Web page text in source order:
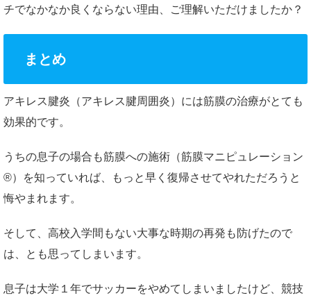
チでなかなか良くならない理由、ご理解いただけましたか？
まとめ
アキレス腱炎（アキレス腱周囲炎）には筋膜の治療がとても
効果的です。
うちの息子の場合も筋膜への施術（筋膜マニピュレーション
®）を知っていれば、もっと早く復帰させてやれただろうと
悔やまれます。
そして、高校入学間もない大事な時期の再発も防げたので
は、とも思ってしまいます。
息子は大学１年でサッカーをやめてしまいましたけど、競技